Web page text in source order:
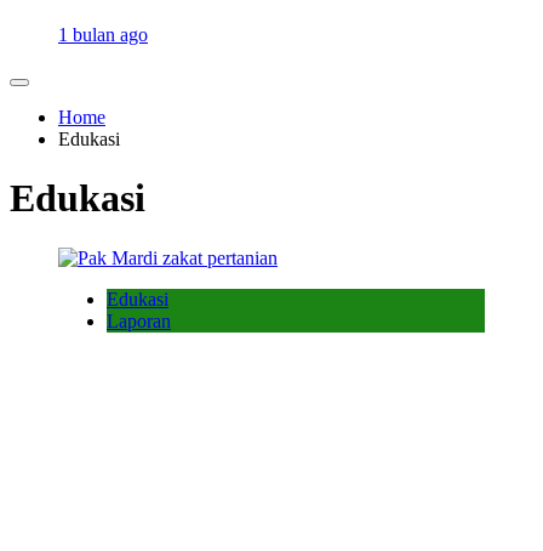
1 bulan ago
Home
Edukasi
Edukasi
Edukasi
Laporan